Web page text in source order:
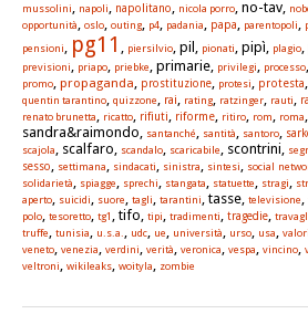
mussolini, napoli, napolitano, nicola porro, no-tav,
opportunità, oslo, outing, p4, padania, papa, parentopoli,
pensioni, pg11 , piersilvio, pil, pionati, pipì, plagio
previsioni, priapo, priebke, primarie, privilegi, processo,
promo, propaganda, prostituzione, protesi, protesta
quentin tarantino, quizzone, rai, rating, ratzinger, rauti,
renato brunetta, ricatto, rifiuti, riforme, ritiro, rom, roma,
sandra&raimondo, santanché, santità, santoro,
scajola, scalfaro, scandalo, scaricabile, scontrini,
sesso, settimana, sindacati, sinistra, sintesi, social
solidarietà, spiagge, sprechi, stangata, statuette, stragi,
aperto, suicidi, suore, tagli, tarantini, tasse, televisione,
polo, tesoretto, tg1 , tifo, tipi, tradimenti, tragedie,
truffe, tunisia, u.s.a. , udc, ue, università, urso, usa, valori
veneto, venezia, verdini, verità, veronica, vespa, vincino,
veltroni, wikileaks, woityla, zombie